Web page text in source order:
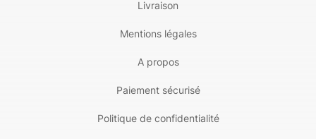
Livraison
Mentions légales
A propos
Paiement sécurisé
Politique de confidentialité